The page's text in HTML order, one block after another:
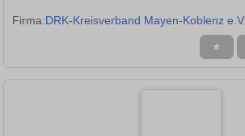
Firma:DRK-Kreisverband Mayen-Koblenz e.V.
★